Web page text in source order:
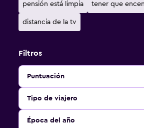
pensión está limpia tener que
distancia de la tv
Filtros
Puntuación
Tipo de viajero
Época del año